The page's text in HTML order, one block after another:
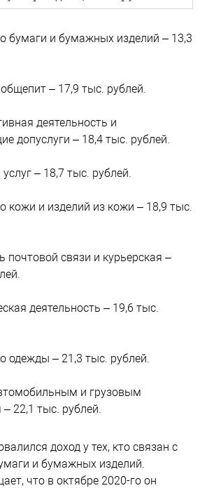
бумаги и бумажных изделий – 13,3
– 17,9 тыс. рублей.
деятельность и
допуслуги – 18,4 тыс. рублей.
– 18,7 тыс. рублей.
кожи и изделий из кожи – 18,9 тыс.
почтовой связи и курьерская –
деятельность – 19,6 тыс.
одежды – 21,3 тыс. рублей.
и грузовым
22,1 тыс. рублей.
доход у тех, кто связан с
и бумажных изделий.
что в октябре 2020-го он